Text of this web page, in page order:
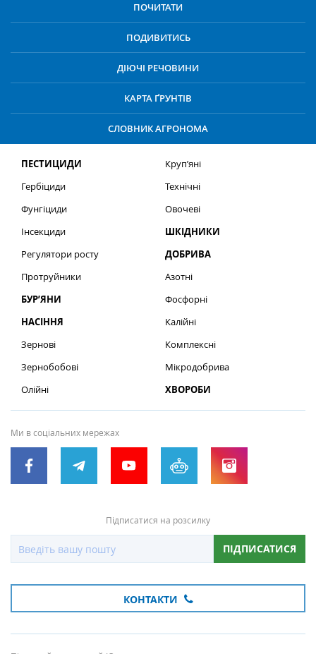
ПОЧИТАТИ
ПОДИВИТИСЬ
ДІЮЧІ РЕЧОВИНИ
КАРТА ҐРУНТІВ
СЛОВНИК АГРОНОМА
ПЕСТИЦИДИ
Гербіциди
Фунгіциди
Інсекциди
Регулятори росту
Протруйники
БУР’ЯНИ
НАСІННЯ
Зернові
Зернобобові
Олійні
Круп’яні
Технічні
Овочеві
ШКІДНИКИ
ДОБРИВА
Азотні
Фосфорні
Калійні
Комплексні
Мікродобрива
ХВОРОБИ
Ми в соціальних мережах
Підписатися на розсилку
ПІДПИСАТИСЯ
КОНТАКТИ